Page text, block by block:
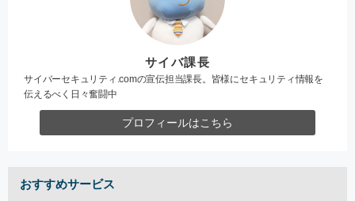
サイバ課長
サイバーセキュリティ.comの宣伝担当課長。皆様にセキュリティ情報を
伝えるべく日々奮闘中
プロフィールはこちら
おすすめサービス